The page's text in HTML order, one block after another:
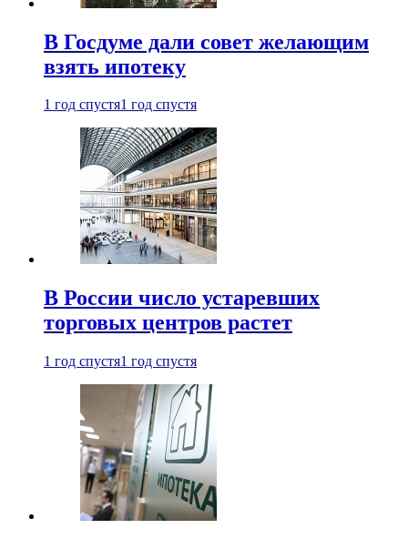
В Госдуме дали совет желающим
взять ипотеку
1 год спустя1 год спустя
В России число устаревших
торговых центров растет
1 год спустя1 год спустя